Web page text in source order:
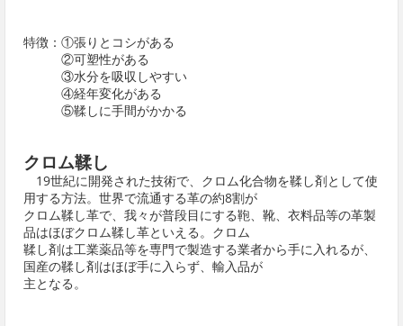
特徴：①張りとコシがある
②可塑性がある
③水分を吸収しやすい
④経年変化がある
⑤鞣しに手間がかかる
クロム鞣し
19世紀に開発された技術で、クロム化合物を鞣し剤として使
用する方法。世界で流通する革の約8割が
クロム鞣し革で、我々が普段目にする鞄、靴、衣料品等の革製
品はほぼクロム鞣し革といえる。クロム
鞣し剤は工業薬品等を専門で製造する業者から手に入れるが、
国産の鞣し剤はほぼ手に入らず、輸入品が
主となる。